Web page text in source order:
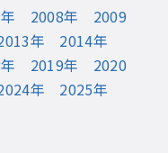
2008年
2009
年
2014年
2019年
2020
年
2025年